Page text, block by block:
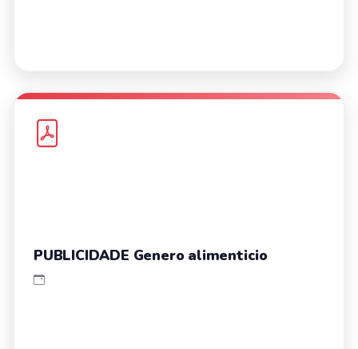
PUBLICIDADE Genero alimenticio